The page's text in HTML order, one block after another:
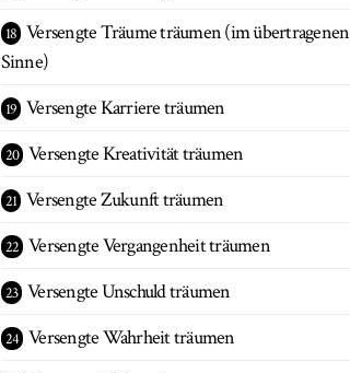
Versengte Träume träumen (im übertragenen
Sinne)
Versengte Karriere träumen
Versengte Kreativität träumen
Versengte Zukunft träumen
Versengte Vergangenheit träumen
Versengte Unschuld träumen
Versengte Wahrheit träumen